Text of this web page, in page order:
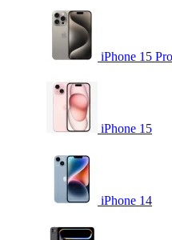
iPhone 15 Pro
iPhone 15
iPhone 14